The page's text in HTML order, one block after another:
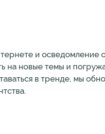
и осведомление
на новые темы и
в тренде, мы